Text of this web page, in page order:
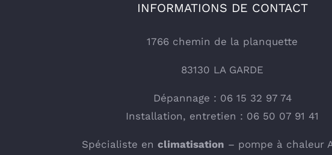
INFORMATIONS DE CONTACT
1766 chemin de la planquette
83130 LA GARDE
Dépannage : 06 15 32 97 74
Installation, entretien : 06 50 07 91 41
Spécialiste en climatisation – pompe à chaleur